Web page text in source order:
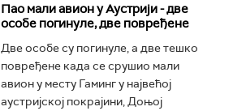
Пао мали авион у Аустрији - две
особе погинуле, две повређене
Две особе су погинуле, а две тешко
повређене када се срушио мали
авион у месту Гаминг у највећој
аустријској покрајини, Доњој